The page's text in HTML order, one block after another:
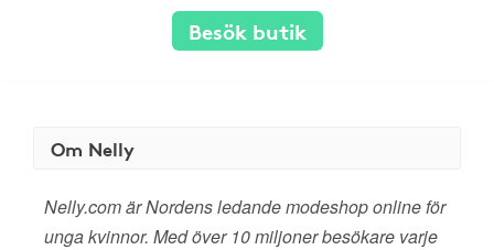
Besök butik
Om Nelly
Nelly.com är Nordens ledande modeshop online för
unga kvinnor. Med över 10 miljoner besökare varje